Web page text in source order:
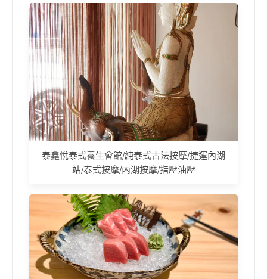
泰鑫悅泰式養生會館/純泰式古法按摩/捷運內湖
站/泰式按摩/內湖按摩/指壓油壓